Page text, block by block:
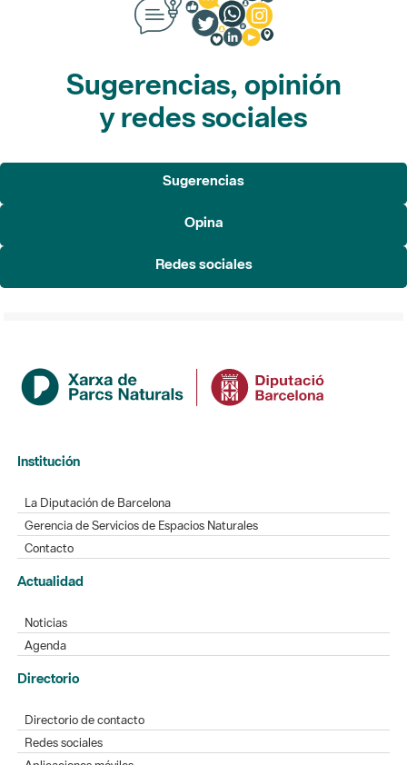
Sugerencias, opinión
y redes sociales
Sugerencias
Opina
Redes sociales
Institución
La Diputación de Barcelona
Gerencia de Servicios de Espacios Naturales
Contacto
Actualidad
Noticias
Agenda
Directorio
Directorio de contacto
Redes sociales